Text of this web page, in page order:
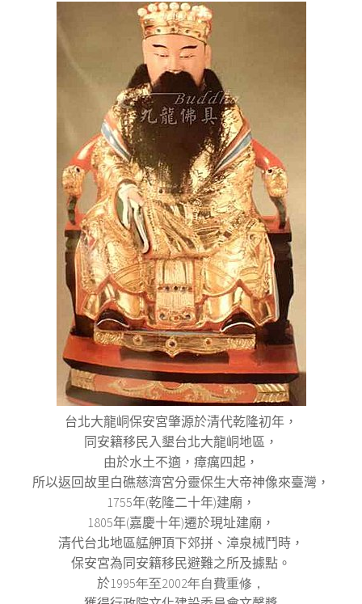
台北大龍峒保安宮肇源於清代乾隆初年，
同安籍移民入墾台北大龍峒地區，
由於水土不適，瘴癘四起，
所以返回故里白礁慈濟宮分靈保生大帝神像來臺灣，
1755年(乾隆二十年)建廟，
1805年(嘉慶十年)遷於現址建廟，
清代台北地區艋舺頂下郊拼、漳泉械鬥時，
保安宮為同安籍移民避難之所及據點。
於1995年至2002年自費重修，